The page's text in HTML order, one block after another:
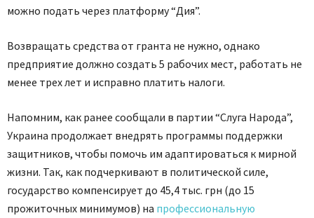
можно подать через платформу “Дия”.
Возвращать средства от гранта не нужно, однако
предприятие должно создать 5 рабочих мест, работать не
менее трех лет и исправно платить налоги.
Напомним, как ранее сообщали в партии “Слуга Народа”,
Украина продолжает внедрять программы поддержки
защитников, чтобы помочь им адаптироваться к мирной
жизни. Так, как подчеркивают в политической силе,
государство компенсирует до 45,4 тыс. грн (до 15
прожиточных минимумов) на профессиональную